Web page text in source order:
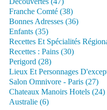
Franche Comté (38)
Bonnes Adresses (36)
Enfants (35)
Recettes Et Spécialités
Recettes : Pains (30)
Perigord (28)
Lieux Et Personnages
Salon Omnivore - Paris (27)
Chateaux Manoirs Hotels (24)
Australie (6)